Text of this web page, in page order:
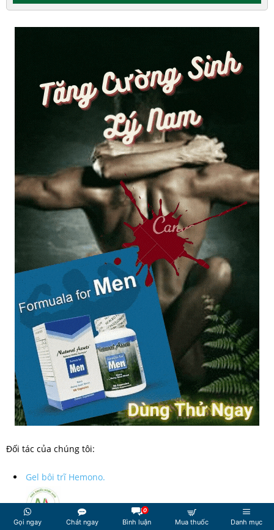
Đối tác của chúng tôi:
Gel bôi trĩ Hemono.
Gọi ngay Chát ngay
0
Bình luận Mua thuốc Danh mục